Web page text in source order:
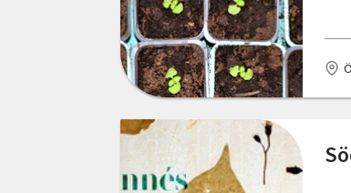
Rättvik
Sollebrunn
Solna
Stockholm